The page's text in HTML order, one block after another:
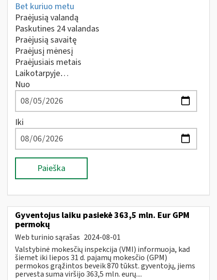
Bet kuriuo metu
Praėjusią valandą
Paskutines 24 valandas
Praėjusią savaitę
Praėjusį mėnesį
Praėjusiais metais
Laikotarpyje…
Nuo
Iki
Paieška
Gyventojus laiku pasiekė 363,5 mln. Eur GPM
permokų
Web turinio sąrašas 2024-08-01
Valstybinė mokesčių inspekcija (VMI) informuoja, kad
šiemet iki liepos 31 d. pajamų mokesčio (GPM)
permokos grąžintos beveik 870 tūkst. gyventojų, jiems
pervesta suma viršijo 363,5 mln. eurų....